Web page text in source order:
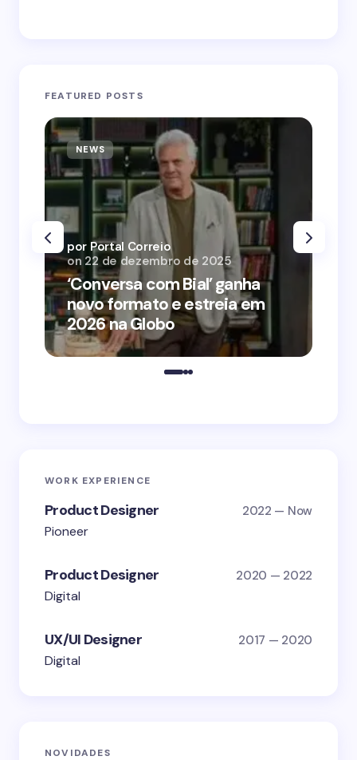
FEATURED POSTS
NEWS
‘Conversa com Bial’ ganha
novo formato e estreia em
2026 na Globo
por Portal Correio
on 22 de dezembro de 2025
WORK EXPERIENCE
Product Designer 2022 — Now
Pioneer
Product Designer 2020 — 2022
Digital
UX/UI Designer 2017 — 2020
Digital
NOVIDADES